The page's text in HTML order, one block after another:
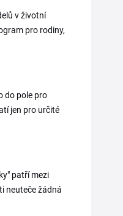
v životní
pro rodiny,
do pole pro
jen pro určité
patří mezi
neuteče žádná